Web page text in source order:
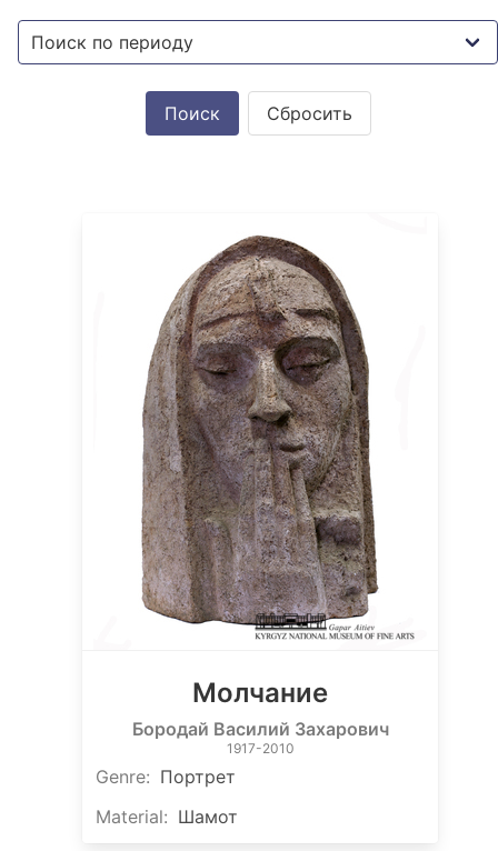
Сбросить
Молчание
Бородай Василий Захарович
1917-2010
Genre: Портрет
Material: Шамот